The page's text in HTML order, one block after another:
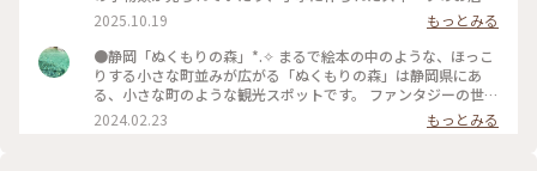
の三日日（みっかび）みかん味をチョイス。 こちらも安心の
ちょうど良い美味しさ。
数軒並ぶ可愛い森でした。 一番行きたかった森のチーズケー
キやさんにて、森のピクニックセットを注文。 パイやクロワッ
サンなどのパンを1つ コンソメやコーンスープなどから1つ ボ
トルチーズケーキを1つ のセットです。 どれもしっかりした味
で、だけどしつこくはなく大満足です。 浜松市の「シン・ハマ
マツ計画」の1つ浜松市役所に設置されたエヴァンゲリオン初
号機立像を見に行きました。 天竜エリアが「シン・エヴァン
2025.10.19
もっとみる
●静岡「ぬくもりの森」*⁠.⁠✧ まるで絵本の中のような、ほっこ
りする小さな町並みが広がる「ぬくもりの森」は静岡県にあ
る、小さな町のような観光スポットです。 ファンタジーの世界
からそのまま出てきたようなレストランや雑貨屋さん、カフェ
に癒やされるのはもちろん、この町にはいろいろな所に楽しめ
2024.02.23 もっとみる